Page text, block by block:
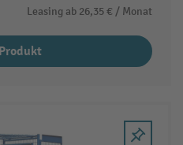
Leasing ab 26,35 € / Monat